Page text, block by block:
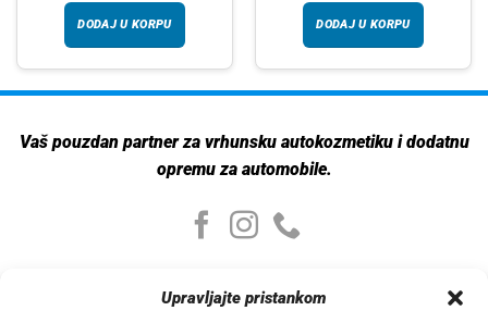
Upravljajte pristankom
DODAJ U KORPU DODAJ U KORPU
Vaš pouzdan partner za vrhunsku autokozmetiku i dodatnu
opremu za automobile.
Moj nalog
Moj nalog